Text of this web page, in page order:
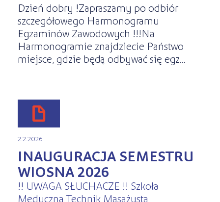
Dzień dobry !Zapraszamy po odbiór
szczegółowego Harmonogramu
Egzaminów Zawodowych !!!Na
Harmonogramie znajdziecie Państwo
miejsce, gdzie będą odbywać się egz...
2.2.2026
INAUGURACJA SEMESTRU
WIOSNA 2026
!! UWAGA SŁUCHACZE !! Szkoła
Medyczna Technik Masażysta